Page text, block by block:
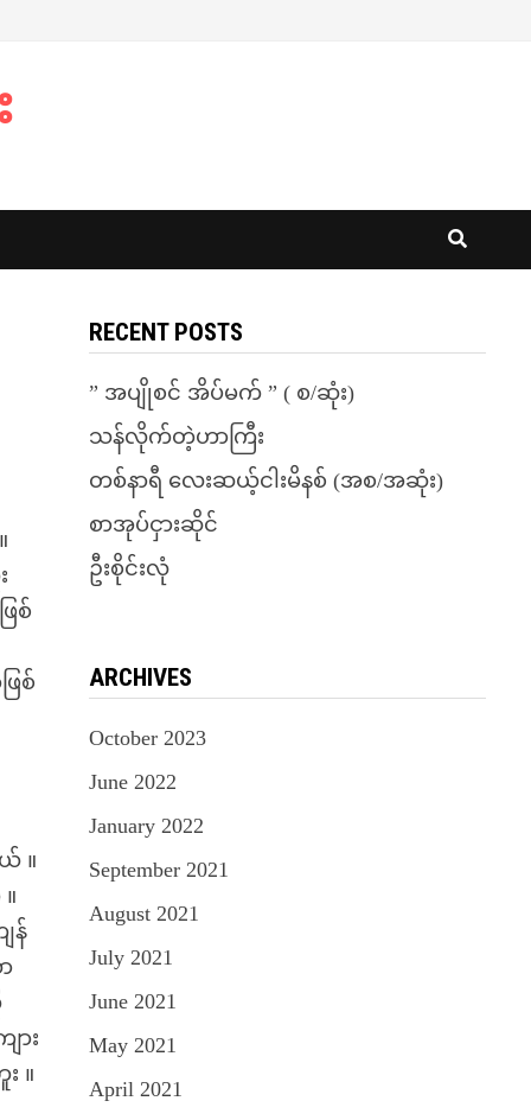
စ်
စ်
။
န်
ား
။
RECENT POSTS
” အပျိုစင် အိပ်မက် ” ( စ/ဆုံး)
သန်လိုက်တဲ့ဟာကြီး
တစ်နာရီ လေးဆယ့်ငါးမိနစ် (အစ/အဆုံး)
စာအုပ်ငှားဆိုင်
ဦးစိုင်းလုံ
ARCHIVES
October 2023
June 2022
January 2022
September 2021
August 2021
July 2021
June 2021
May 2021
April 2021